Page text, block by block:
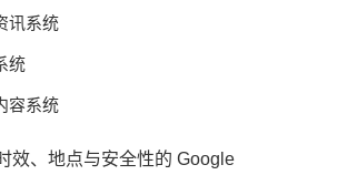
讯系统
统
容系统
效、地点与安全性的 Google